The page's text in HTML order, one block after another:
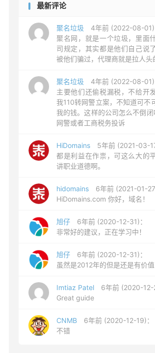
最新评论
聚名垃圾
4年前 (2022-08-01)
聚名网，就是一个垃圾，里面
司规定，其实都是他们自己说
被他们骗过，代理商就是拉人头
聚名垃圾
4年前 (2022-08-01)
主要他们还偷税漏税，不给开
我110转网警立案，不知道可不
我的钱。这样的公司怎么不倒闭
网警或者工商税务投诉
HiDomains
5年前 (2021-03-
都是利益在作祟，可这么大的
讲职业道德啊。
hidomains
6年前 (2021-01-
HiDomains.com 你好，域名！
旭仔
6年前 (2020-12-31)：
非常好的建议，正在学习中！
旭仔
6年前 (2020-12-31)：
虽然是2012年的但是还是有价值
Imtiaz Patel
6年前 (2020-12-
Great guide
CNMB
6年前 (2020-12-19)：
不错